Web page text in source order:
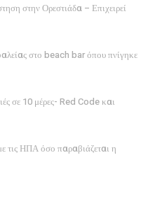
στην Ορεστιάδα – Επιχειρεί
στο beach bar όπου πνίγηκε
σε 10 μέρες- Red Code και
τις ΗΠΑ όσο παραβιάζεται η